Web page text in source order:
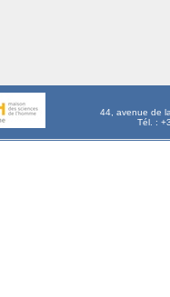
44, avenue de
Tél. :